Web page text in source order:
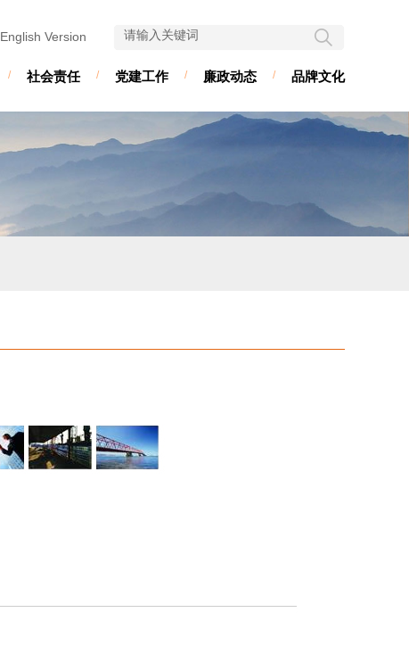
English Version
/ 社会责任 / 党建工作 / 廉政动态 / 品牌文化